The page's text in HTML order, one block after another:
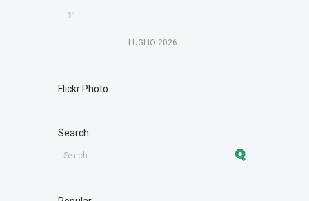
31
LUGLIO 2026
Flickr Photo
Search